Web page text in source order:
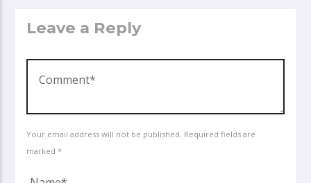
Leave a Reply
Your email address will not be published. Required fields are
marked *